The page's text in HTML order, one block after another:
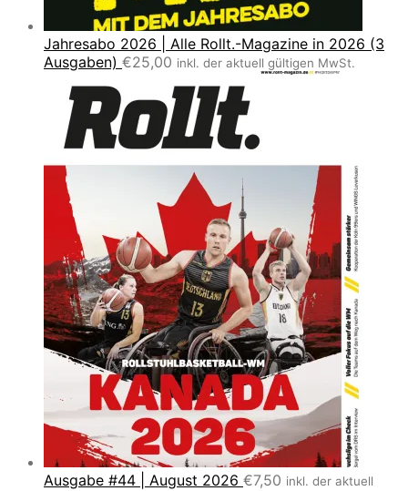
Jahresabo 2026 | Alle Rollt.-Magazine in 2026 (3
Ausgaben) €25,00 inkl. der aktuell gültigen MwSt.
Ausgabe #44 | August 2026 €7,50 inkl. der aktuell